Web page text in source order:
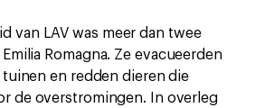
van LAV was meer dan twee
Romagna. Ze evacueerden
en redden dieren die
de overstromingen. In overleg